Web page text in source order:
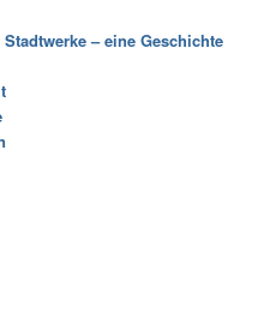
– eine Geschichte